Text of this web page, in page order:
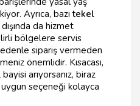
Ayrıca, bazıtekel
dışında da hizmet
bölgelere servis
sipariş vermeden
önemlidir. Kısacası,
arıyorsanız, biraz
seçeneği kolayca